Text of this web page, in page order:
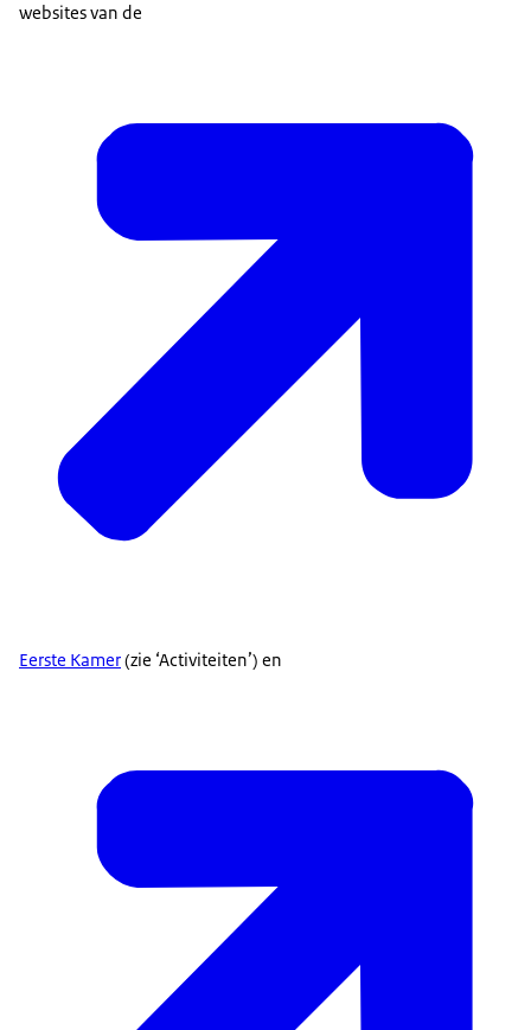
websites van de
Eerste Kamer(zie ‘Activiteiten’) en